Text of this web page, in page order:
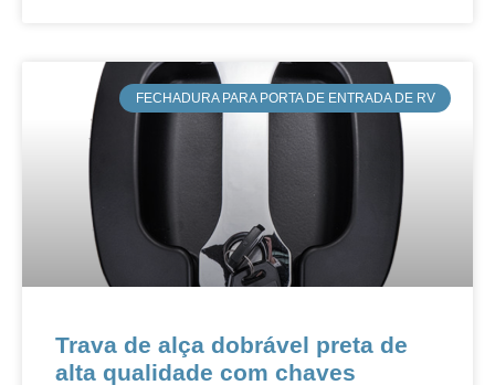
FECHADURA PARA PORTA DE ENTRADA DE RV
​​​​Trava de alça dobrável preta de
alta qualidade com chaves